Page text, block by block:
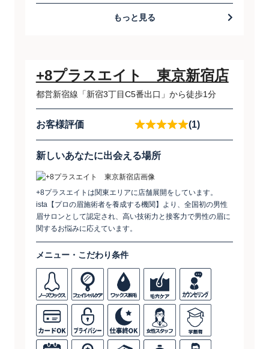
もっと見る
+8プラスエイト 東京新宿店
都営新宿線「新宿3丁目C5番出口」から徒歩1分
お客様評価 (1)
新しいあなたに出会える場所
+8プラスエイトは関東エリアに店舗展開をしています。
ista【プロの眉施術者を養成する機関】より、全国初の男性
眉サロンとして認定され、高い技術力と接客力で男性の眉に
関するお悩みに応えています。
メニュー・こだわり条件